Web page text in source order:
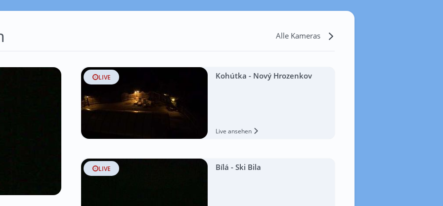
Alle Kameras
LIVE Kohútka - Nový Hrozenkov
Live ansehen
LIVE Bílá - Ski Bila